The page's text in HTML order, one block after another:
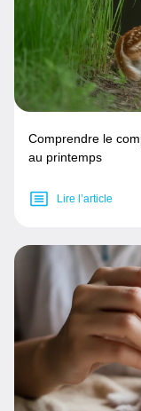
Comprendre le
au printemps
Lire l’article